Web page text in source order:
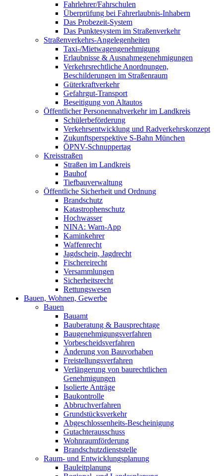
Fahrlehrer/Fahrschulen
Überprüfung bei Fahrerlaubnis-Inhabern
Das Probezeit-System
Das Punktesystem im Straßenverkehr
Straßenverkehrs-Angelegenheiten
Taxi-/Mietwagengenehmigung
Erlaubnisse & Ausnahmegenehmigungen
Verkehrsrechtliche Anordnungen,
Beschilderungen im Straßenraum
Güterkraftverkehr
Gefahrgut-Transport
Beseitigung von Altautos
Öffentlicher Personennahverkehr im Landkreis
Schülerbeförderung
Verkehrsentwicklung und Radverkehrskonzept
Zukunftsperspektive S-Bahn München
ÖPNV-Schnuppertag
Kreisstraßen
Straßen im Landkreis
Bauhof
Tiefbauverwaltung
Öffentliche Sicherheit und Ordnung
Brandschutz
Katastrophenschutz
Hochwasser
NINA: Warn-App
Kaminkehrer
Waffenrecht
Jagdschein, Jagdrecht
Fischereirecht
Versammlungen
Sicherheitsrecht
Rettungswesen
Bauen, Wohnen, Gewerbe
Bauen
Bauamt
Bauberatung & Bausprechtage
Baugenehmigungsverfahren
Vorbescheidsverfahren
Änderung von Bauvorhaben
Freistellungsverfahren
Verlängerung von baurechtlichen
Genehmigungen
Isolierte Anträge
Baukontrolle
Abbruchverfahren
Grundstücksverkehr
Abgeschlossenheits-Bescheinigung
Gutachterausschuss
Wohnraumförderung
Brandschutzdienststelle
Raum- und Entwicklungsplanung
Bauleitplanung